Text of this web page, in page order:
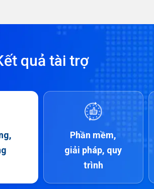
quả tài trợ
Phần mềm,
giải pháp, quy
trình